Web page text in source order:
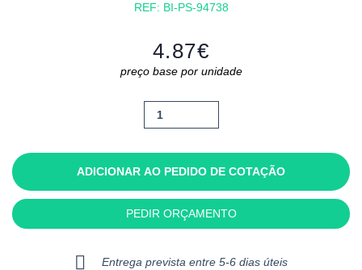
REF: BI-PS-94738
4.87€
preço base por unidade
Quantidade
de
Granja
ADICIONAR AO PEDIDO DE COTAÇÃO
PEDIR ORÇAMENTO
Entrega prevista entre 5-6 dias úteis